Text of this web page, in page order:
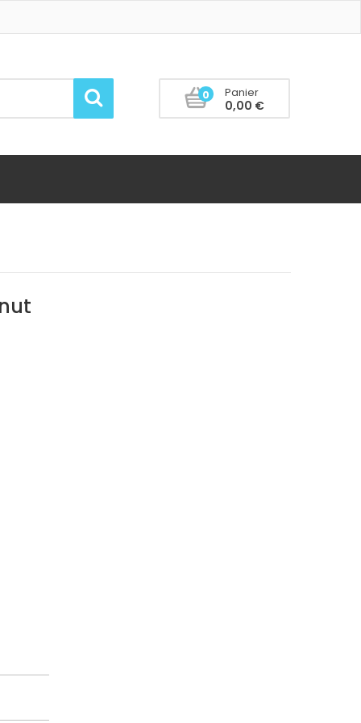
Panier
0
0,00 €